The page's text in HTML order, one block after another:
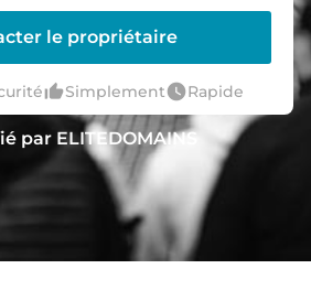
le propriétaire
thumb_up_altSimplementwatch_laterRapide
par ELITEDOMAINS